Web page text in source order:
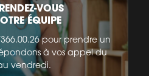
VOUS
ÉQUIPE
pour prendre un
à vos appel du
vendredi.